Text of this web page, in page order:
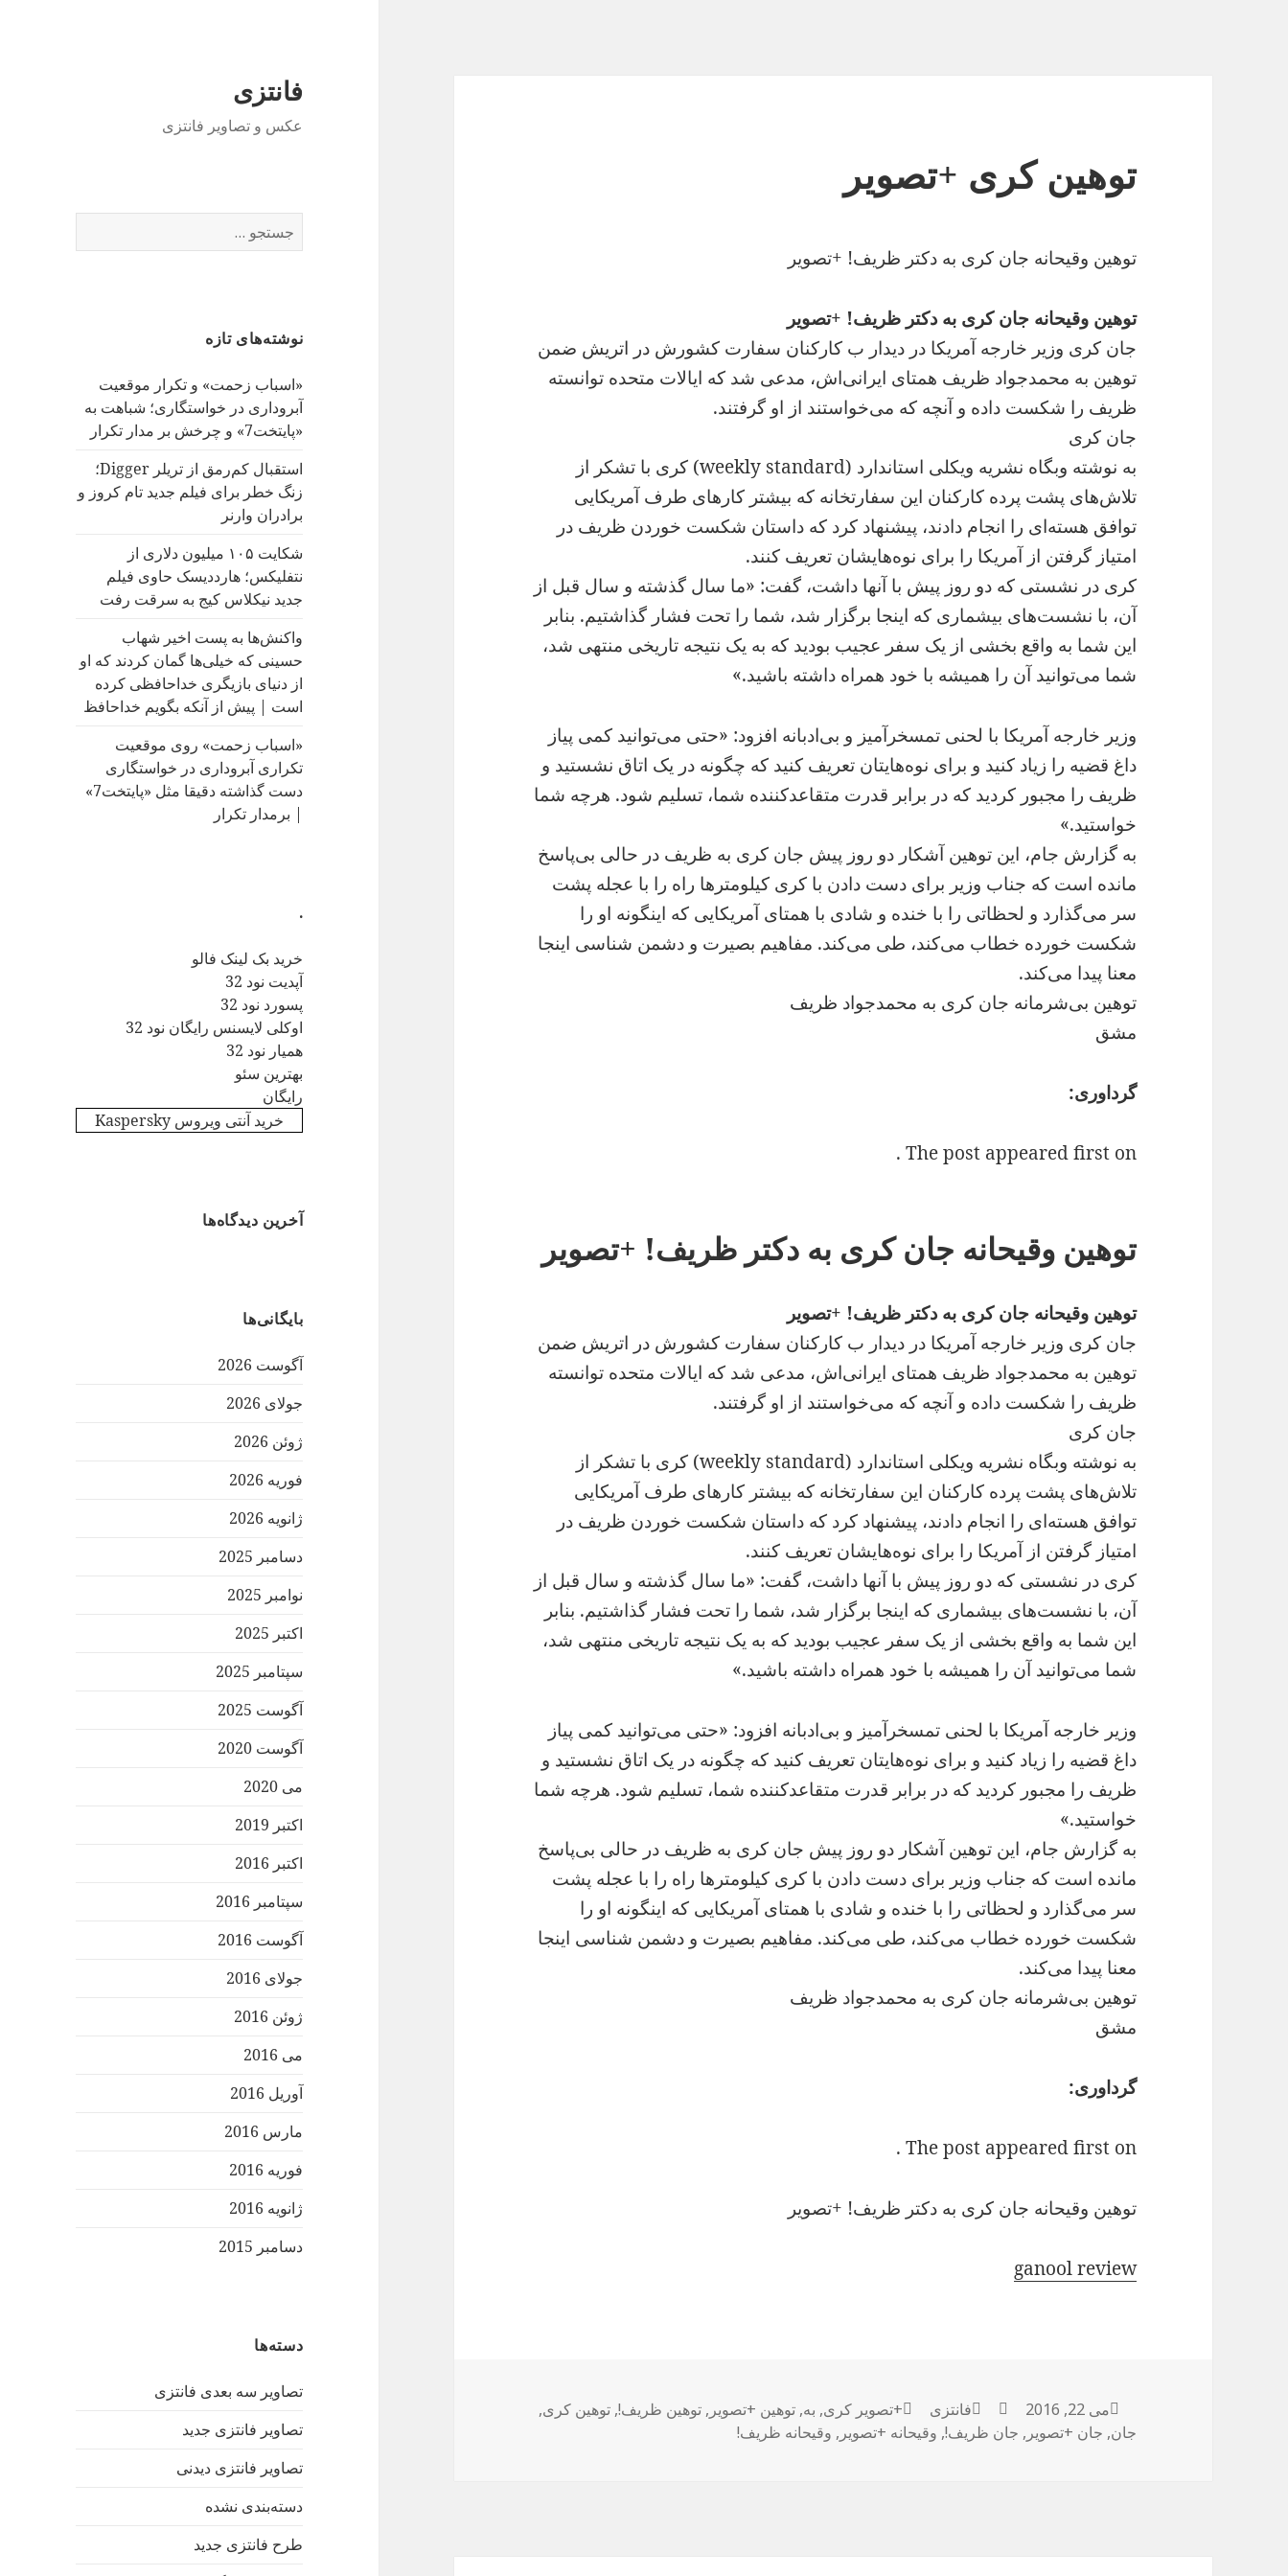
فانتزی
عکس و تصاویر فانتزی
س
ب
ا
ی
:
نوشته‌های تازه
«اسباب زحمت» و تکرار موقعیت
آبروداری در خواستگاری؛ شباهت به
«پایتخت7» و چرخش بر مدار تکرار
استقبال کم‌رمق از تریلر Digger؛
زنگ خطر برای فیلم جدید تام کروز و
برادران وارنر
شکایت ۱۰۵ میلیون دلاری از
نتفلیکس؛ هارددیسک حاوی فیلم
جدید نیکلاس کیج به سرقت رفت
واکنش‌ها به پست اخیر شهاب
حسینی که خیلی‌ها گمان کردند که او
از دنیای بازیگری خداحافظی کرده
است | پیش از آنکه بگویم خداحافظ
«اسباب زحمت» روی موقعیت
تکراری آبروداری در خواستگاری
دست گذاشته دقیقا مثل «پایتخت7»
| برمدار تکرار
.
خرید بک لینک فالو
آپدیت نود 32
پسورد نود 32
اوکلی لایسنس رایگان نود 32
همیار نود 32
بهترین سئو
رایگان
خرید آنتی ویروس Kaspersky
آخرین دیدگاه‌ها
بایگانی‌ها
آگوست 2026
جولای 2026
ژوئن 2026
فوریه 2026
ژانویه 2026
دسامبر 2025
نوامبر 2025
اکتبر 2025
سپتامبر 2025
آگوست 2025
آگوست 2020
می 2020
اکتبر 2019
اکتبر 2016
سپتامبر 2016
آگوست 2016
جولای 2016
ژوئن 2016
می 2016
آوریل 2016
مارس 2016
فوریه 2016
ژانویه 2016
دسامبر 2015
دسته‌ها
تصاویر سه بعدی فانتزی
تصاویر فانتزی جدید
تصاویر فانتزی دیدنی
دسته‌بندی نشده
طرح فانتزی جدید
توهین کری +تصویر
توهین وقیحانه جان کری به دکتر ظریف! +تصویر
توهین وقیحانه جان کری به دکتر ظریف! +تصویر
جان کری وزیر خارجه آمریکا در دیدار ب کارکنان سفارت کشورش در اتریش ضمن
توهین به محمدجواد ظریف همتای ایرانی‌اش، مدعی شد که ایالات متحده توانسته
ظریف را شکست داده و آنچه که می‌خواستند از او گرفتند.
جان کری
به نوشته وبگاه نشریه ویکلی استاندارد (weekly standard) کری با تشکر از
تلاش‌های پشت پرده کارکنان این سفارتخانه که بیشتر کارهای طرف آمریکایی
توافق هسته‌ای را انجام دادند، پیشنهاد کرد که داستان شکست خوردن ظریف در
امتیاز گرفتن از آمریکا را برای نوه‌هایشان تعریف کنند.
کری در نشستی که دو روز پیش با آنها داشت، گفت: «ما سال گذشته و سال قبل از
آن، با نشست‌های بیشماری که اینجا برگزار شد، شما را تحت فشار گذاشتیم. بنابر
این شما به واقع بخشی از یک سفر عجیب بودید که به یک نتیجه تاریخی منتهی شد،
شما می‌توانید آن را همیشه با خود همراه داشته باشید.»
وزیر خارجه آمریکا با لحنی تمسخرآمیز و بی‌ادبانه افزود: «حتی می‌توانید کمی پیاز
داغ قضیه را زیاد کنید و برای نوه‌هایتان تعریف کنید که چگونه در یک اتاق نشستید و
ظریف را مجبور کردید که در برابر قدرت متقاعدکننده شما، تسلیم شود. هرچه شما
خواستید.»
به گزارش جام، این توهین آشکار دو روز پیش جان کری به ظریف در حالی بی‌پاسخ
مانده است که جناب وزیر برای دست دادن با کری کیلومترها راه را با عجله پشت
سر می‌گذارد و لحظاتی را با خنده و شادی با همتای آمریکایی که اینگونه او را
شکست خورده خطاب می‌کند، طی می‌کند. مفاهیم بصیرت و دشمن شناسی اینجا
معنا پیدا می‌کند.
توهین بی‌شرمانه جان کری به محمدجواد ظریف
مشق
گرداوری:
The post appeared first on .
توهین وقیحانه جان کری به دکتر ظریف! +تصویر
توهین وقیحانه جان کری به دکتر ظریف! +تصویر
جان کری وزیر خارجه آمریکا در دیدار ب کارکنان سفارت کشورش در اتریش ضمن
توهین به محمدجواد ظریف همتای ایرانی‌اش، مدعی شد که ایالات متحده توانسته
ظریف را شکست داده و آنچه که می‌خواستند از او گرفتند.
جان کری
به نوشته وبگاه نشریه ویکلی استاندارد (weekly standard) کری با تشکر از
تلاش‌های پشت پرده کارکنان این سفارتخانه که بیشتر کارهای طرف آمریکایی
توافق هسته‌ای را انجام دادند، پیشنهاد کرد که داستان شکست خوردن ظریف در
امتیاز گرفتن از آمریکا را برای نوه‌هایشان تعریف کنند.
کری در نشستی که دو روز پیش با آنها داشت، گفت: «ما سال گذشته و سال قبل از
آن، با نشست‌های بیشماری که اینجا برگزار شد، شما را تحت فشار گذاشتیم. بنابر
این شما به واقع بخشی از یک سفر عجیب بودید که به یک نتیجه تاریخی منتهی شد،
شما می‌توانید آن را همیشه با خود همراه داشته باشید.»
وزیر خارجه آمریکا با لحنی تمسخرآمیز و بی‌ادبانه افزود: «حتی می‌توانید کمی پیاز
داغ قضیه را زیاد کنید و برای نوه‌هایتان تعریف کنید که چگونه در یک اتاق نشستید و
ظریف را مجبور کردید که در برابر قدرت متقاعدکننده شما، تسلیم شود. هرچه شما
خواستید.»
به گزارش جام، این توهین آشکار دو روز پیش جان کری به ظریف در حالی بی‌پاسخ
مانده است که جناب وزیر برای دست دادن با کری کیلومترها راه را با عجله پشت
سر می‌گذارد و لحظاتی را با خنده و شادی با همتای آمریکایی که اینگونه او را
شکست خورده خطاب می‌کند، طی می‌کند. مفاهیم بصیرت و دشمن شناسی اینجا
معنا پیدا می‌کند.
توهین بی‌شرمانه جان کری به محمدجواد ظریف
مشق
گرداوری:
The post appeared first on .
توهین وقیحانه جان کری به دکتر ظریف! +تصویر
ganool review
ارسال
شده
می 22, 2016 نویسنده
دسته‌ها
فانتزی برچسب‌ها
+تصویر کری, به,توهین +تصویر ,توهین ظریف!,توهین کری,
جان, جان +تصویر , جان ظریف!, وقیحانه +تصویر , وقیحانه ظریف!